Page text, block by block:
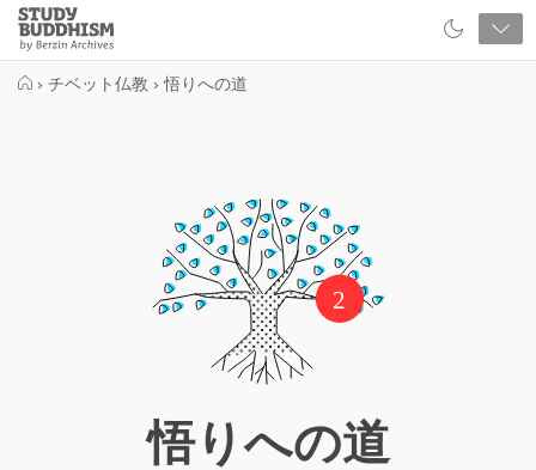
Close
Study
Buddhism
› チベット仏教 ›悟りへの道
2
悟りへの道